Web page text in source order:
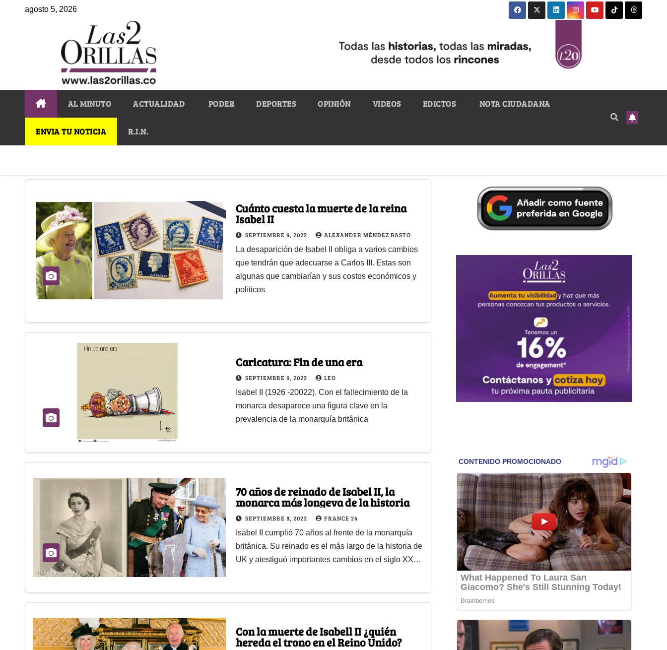
agosto 5, 2026
AL MINUTO ACTUALIDAD PODER DEPORTES OPINIÓN VIDEOS EDICTOS NOTA CIUDADANA
ENVIA TU NOTICIA R.I.N.
Cuánto cuesta la muerte de la reina
Isabel II
SEPTIEMBRE 9, 2022 ALEXANDER MÉNDEZ BASTO
La desaparición de Isabel II obliga a varios cambios
que tendrán que adecuarse a Carlos III. Estas son
algunas que cambiarían y sus costos económicos y
políticos
Caricatura: Fin de una era
SEPTIEMBRE 9, 2022 LEO
Isabel II (1926 -20022). Con el fallecimiento de la
monarca desaparece una figura clave en la
prevalencia de la monarquía británica
70 años de reinado de Isabel II, la
monarca más longeva de la historia
SEPTIEMBRE 8, 2022 FRANCE 24
Isabel II cumplió 70 años al frente de la monarquía
británica. Su reinado es el más largo de la historia de
UK y atestiguó importantes cambios en el siglo XX…
Con la muerte de Isabell II ¿quién
hereda el trono en el Reino Unido?